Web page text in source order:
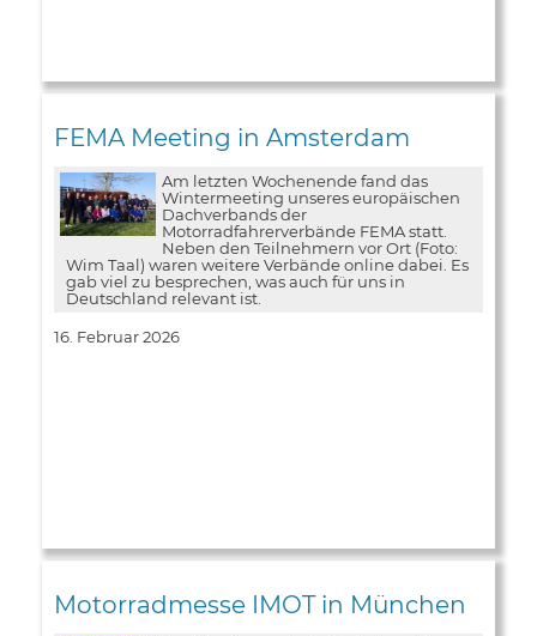
FEMA Meeting in Amsterdam
Am letzten Wochenende fand das
Wintermeeting unseres europäischen
Dachverbands der
Motorradfahrerverbände FEMA statt.
Neben den Teilnehmern vor Ort (Foto:
Wim Taal) waren weitere Verbände online dabei. Es
gab viel zu besprechen, was auch für uns in
Deutschland relevant ist.
16. Februar 2026
Motorradmesse IMOT in München